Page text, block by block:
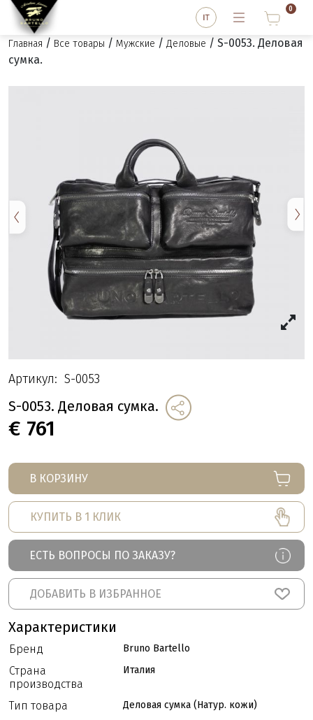
0
Главная / Все товары / Мужские / Деловые / S-0053. Деловая
сумка.
Артикул: S-0053
S-0053. Деловая сумка.
€ 761
В КОРЗИНУ
КУПИТЬ В 1 КЛИК
ЕСТЬ ВОПРОСЫ ПО ЗАКАЗУ?
ДОБАВИТЬ В ИЗБРАННОЕ
Характеристики
Бренд Bruno Bartello
Страна
производства
Италия
Тип товара Деловая сумка (Натур. кожи)